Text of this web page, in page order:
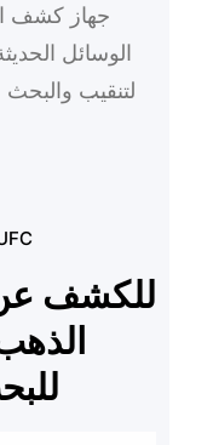
جهاز كشف
الوسائل
التنقيب